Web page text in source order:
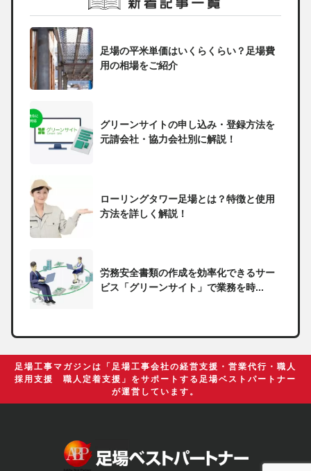
足場の平米単価はいくらくらい？足場費
用の相場をご紹介
グリーンサイトの申し込み・登録方法を
元請会社・協力会社別に解説！
ローリングタワー足場とは？特徴と使用
方法を詳しく解説！
労務安全書類の作成を効率化できるサー
ビス「グリーンサイト」で業務を時...
届いたらどうしたらいい？
足場工事マガジンは「足場工事会社の経営支援・営業代行・職人
採用支援 職人定着支援」をサポートする足場ベストパートナー
が運営しています。